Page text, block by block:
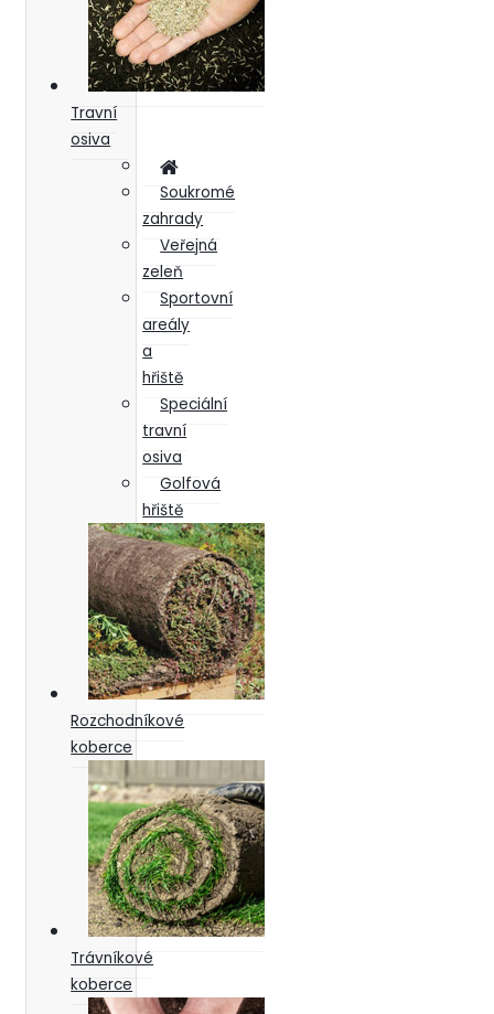
Travní
osiva
Soukromé
zahrady
Veřejná
zeleň
Sportovní
areály
a
hřiště
Speciální
travní
osiva
Golfová
hřiště
Rozchodníkové
koberce
Trávníkové
koberce